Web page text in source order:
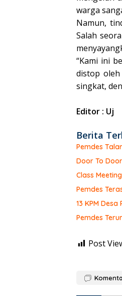
warga
Namun,
Salah
“Kami ini
distop
singkat,
Editor : Uj
Berita
Pemdes
Door To
Class
Pemdes
13 KPM
Pemdes
Post